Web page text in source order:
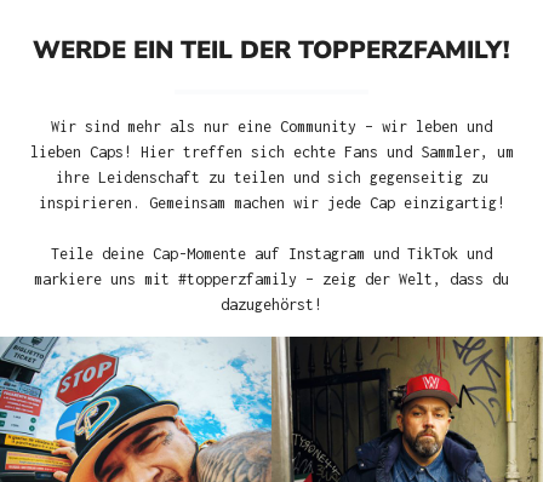
WERDE EIN TEIL DER TOPPERZFAMILY!
Wir sind mehr als nur eine Community – wir leben und
lieben Caps! Hier treffen sich echte Fans und Sammler, um
ihre Leidenschaft zu teilen und sich gegenseitig zu
inspirieren. Gemeinsam machen wir jede Cap einzigartig!
Teile deine Cap-Momente auf Instagram und TikTok und
markiere uns mit #topperzfamily – zeig der Welt, dass du
dazugehörst!